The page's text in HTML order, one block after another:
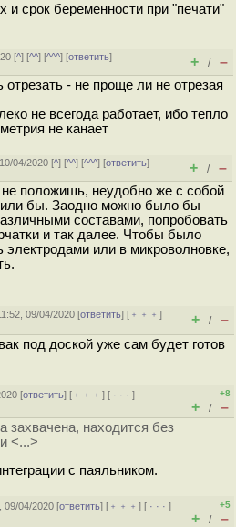
и срок беременности при "печати"
[^] [^^] [^^^] [ответить]
+ / –
отрезать - не проще ли не отрезая
не всегода работает, ибо тепло
не канает
04/2020 [^] [^^] [^^^] [ответить]
+ / –
не положишь, неудобно же с собой
бы. Заодно можно было бы
составами, попробовать
и так далее. Чтобы было
электродами или в микроволновке,
09/04/2020 [ответить] [ ﹢﹢﹢]
+ / –
под доской уже сам будет готов
[ответить] [ ﹢﹢﹢] [ · · ·]
+8
+ / –
захвачена, находится без
<...>
с паяльником.
09/04/2020 [ответить] [ ﹢﹢﹢] [ · · ·]
+5
+ / –